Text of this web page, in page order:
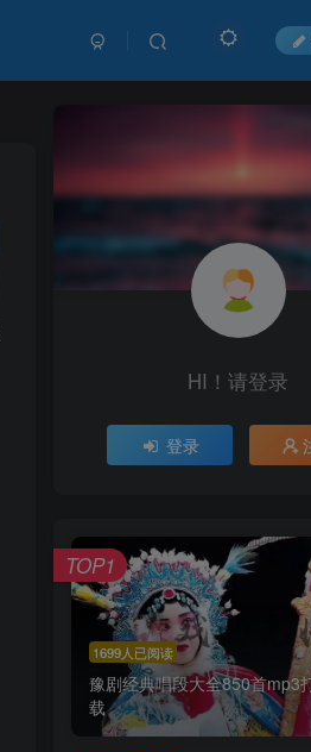
HI！请登录
登录
1699人已阅读
豫剧经典唱段大全850首mp3
载
TOP1